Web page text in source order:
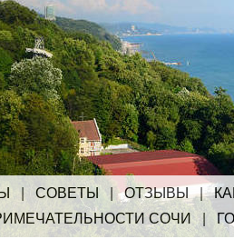
СОВЕТЫ |ОТЗЫВЫ |
СОЧИ